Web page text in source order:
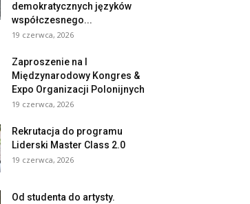
demokratycznych języków
współczesnego...
19 czerwca, 2026
Zaproszenie na I
Międzynarodowy Kongres &
Expo Organizacji Polonijnych
19 czerwca, 2026
Rekrutacja do programu
Liderski Master Class 2.0
19 czerwca, 2026
Od studenta do artysty.